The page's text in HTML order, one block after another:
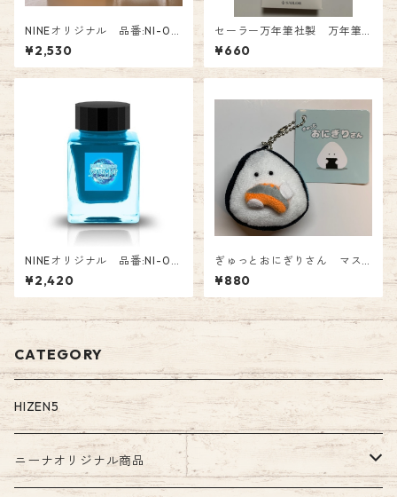
NINEオリジナル 品番:NI-04
5 Tono&Lims コラボインク
「雨のちハレルヤ～銀鼠〜」 1
0周年記念オリジナルオリジナ
¥2,530
セーラー万年筆社製 万年筆
ペン先のつけペン付替用 hoc
oro ブラッシュ 付替用ペン先
660円（税込）
¥660
NINEオリジナル 品番:NI-017
Tono&Lims コラボインク「 S
eptember～Cyan～」オリジ
ナル Fountain Pen Ink
¥2,420
ぎゅっとおにぎりさん マス
コット 鮭 880円
¥880
CATEGORY
HIZEN5
ニーナオリジナル商品